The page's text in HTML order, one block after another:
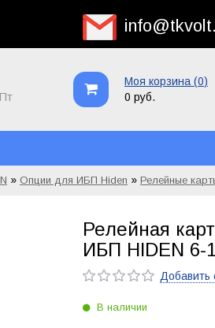
Моя корзина (0)
0 руб.
» Опции для ИБП Hiden » Релейные
Релейная
ИБП HIDEN 6-
Добавить
В наличии